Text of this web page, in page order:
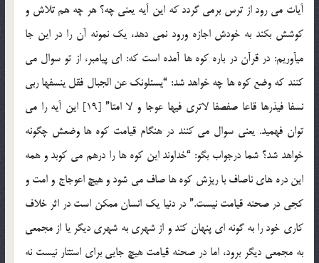
آیات می رود از ترس برمی گردد که این آیه یعنی چه؟ هر چه هم تلاش و
کوشش بکند به خودش اجازه ورود نمی دهد، یک نمونه آن را در این جا
می‏آوریم: در قرآن در باره کوه ها آمده است که: ای پیامبر، از تو سوال می
کنند که وضع کوه ها چه خواهد شد: “یسئلونک عن الجبال فقل ینسفها ربی
نسفا فیذرها قاعا صفصفا لاتری فیها عوجا و لا امتا” [19] این آیه را می
توان فهمید. یعنی سوال می کنند در هنگام قیامت کوه ها وضعش چگونه
خواهد شد؟ شما درجواب بگو: “خداوند این کوه ها را درهم می کوبد و همه
این دره های ناصاف با ریزش کوه ها صاف می شود و هیچ اعوجاج و امت و
کجی در صحنه قیامت نیست.” در دنیا یک انسان ممکن است در اثر خلاف
کاری خود را به گونه ای پنهان کند و از شهری به شهری دیگر یا از مجمعی
به مجمعی دیگر برود، اما در صحنه قیامت هیچ جایی برای استتار نیست نه